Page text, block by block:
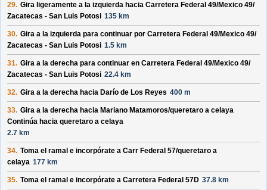
29. Gira ligeramente a la izquierda hacia Carretera Federal 49/Mexico 49/
Zacatecas - San Luis Potosi 135 km
30. Gira a la izquierda para continuar por Carretera Federal 49/Mexico 49/
Zacatecas - San Luis Potosi 1.5 km
31. Gira a la derecha para continuar en Carretera Federal 49/Mexico 49/
Zacatecas - San Luis Potosi 22.4 km
32. Gira a la derecha hacia Darío de Los Reyes 400 m
33. Gira a la derecha hacia Mariano Matamoros/queretaro a celaya
Continúa hacia queretaro a celaya
2.7 km
34. Toma el ramal e incorpórate a Carr Federal 57/queretaro a
celaya 177 km
35. Toma el ramal e incorpórate a Carretera Federal 57D 37.8 km